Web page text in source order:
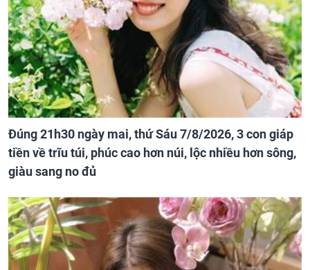
Đúng 21h30 ngày mai, thứ Sáu 7/8/2026, 3 con giáp
tiền về trĩu túi, phúc cao hơn núi, lộc nhiều hơn sông,
giàu sang no đủ